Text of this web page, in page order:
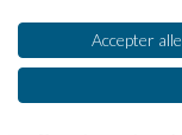
www.saxis.dk
Dinero
Se partnerliste (2
Vi bruger dine data til
IAB's behandlingsformål:
Accepter alle